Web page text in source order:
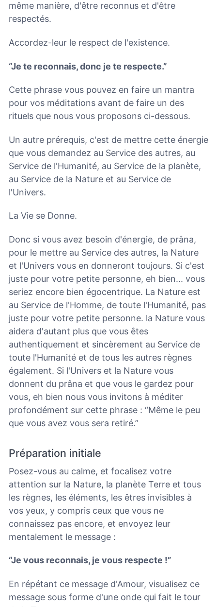
même manière, d'être reconnus et d'être
respectés.
Accordez-leur le respect de l'existence.
“Je te reconnais, donc je te respecte.”
Cette phrase vous pouvez en faire un mantra
pour vos méditations avant de faire un des
rituels que nous vous proposons ci-dessous.
Un autre prérequis, c'est de mettre cette énergie
que vous demandez au Service des autres, au
Service de l'Humanité, au Service de la planète,
au Service de la Nature et au Service de
l'Univers.
La Vie se Donne.
Donc si vous avez besoin d'énergie, de prâna,
pour le mettre au Service des autres, la Nature
et l'Univers vous en donneront toujours. Si c'est
juste pour votre petite personne, eh bien... vous
seriez encore bien égocentrique. La Nature est
au Service de l'Homme, de toute l'Humanité, pas
juste pour votre petite personne. la Nature vous
aidera d'autant plus que vous êtes
authentiquement et sincèrement au Service de
toute l'Humanité et de tous les autres règnes
également. Si l'Univers et la Nature vous
donnent du prâna et que vous le gardez pour
vous, eh bien nous vous invitons à méditer
profondément sur cette phrase : “Même le peu
que vous avez vous sera retiré.”
Préparation initiale
Posez-vous au calme, et focalisez votre
attention sur la Nature, la planète Terre et tous
les règnes, les éléments, les êtres invisibles à
vos yeux, y compris ceux que vous ne
connaissez pas encore, et envoyez leur
mentalement le message :
“Je vous reconnais, je vous respecte !”
En répétant ce message d'Amour, visualisez ce
message sous forme d'une onde qui fait le tour